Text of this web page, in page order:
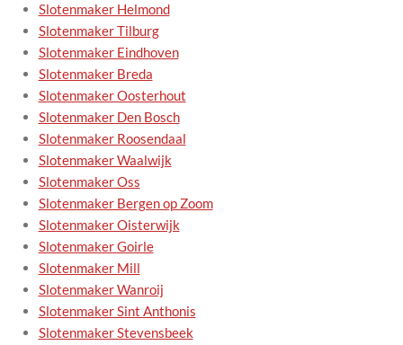
Slotenmaker Helmond
Slotenmaker Tilburg
Slotenmaker Eindhoven
Slotenmaker Breda
Slotenmaker Oosterhout
Slotenmaker Den Bosch
Slotenmaker Roosendaal
Slotenmaker Waalwijk
Slotenmaker Oss
Slotenmaker Bergen op Zoom
Slotenmaker Oisterwijk
Slotenmaker Goirle
Slotenmaker Mill
Slotenmaker Wanroij
Slotenmaker Sint Anthonis
Slotenmaker Stevensbeek